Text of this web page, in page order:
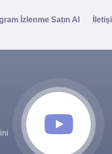
İzlenme Satın Al